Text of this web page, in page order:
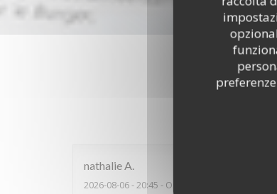
I
nathalieA
2026-08-06- 20:45 - Ospiti 6